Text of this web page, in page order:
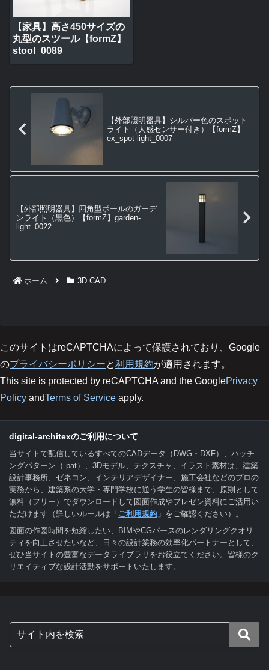
【家具】高さ450サイズの
丸型のスツール【formZ】
stool_0089
【外部照明器具】シルバー色のスポット
ライト（人感センサー付き）【formZ】
ex_spot-light_0007
【外部照明器具】四角型ポールのガーデ
ンライト（黒色）【formZ】garden-
light_0022
ホーム 3D CAD
このサイトはreCAPTCHAによって保護されており、Google
のプライバシーポリシーと利用規約が適用されます。
This site is protected by reCAPTCHA and the GooglePrivacy
Policy andTerms of Service apply.
digital-architexのご利用について
当サイトで配信しているすべてのCADデータ（DWG・DXF）、ハッチ
ングパターン（.pat）、3Dモデル、テクスチャ、イラスト素材は、建築
設計事務所、ゼネコン、インテリアデザイナー、施工会社などのプロの
実務から、建築系の大学・専門学校に通う学生の皆様まで、原則として
無料（フリー）でダウンロードして図面作成やプレゼン資料にご活用い
ただけます（詳しいルールは「ご利用規約 」をご確認ください）。
図面の作図時間を短縮したい、BIMやCGパースのレンダリングクオリ
ティを向上させたいなど、日々の設計業務の効率化パートナーとして、
ぜひ当サイトの豊富なデータライブラリをお役立てください。皆様のク
リエイティブな設計活動をサポートいたします。